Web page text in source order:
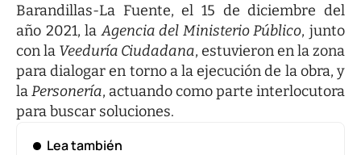
Barandillas-La Fuente, el 15 de diciembre del
año 2021, laAgencia del Ministerio Público, junto
con la Veeduría Ciudadana, estuvieron en la zona
para dialogar en torno a la ejecución de la obra, y
laPersonería, actuando como parte interlocutora
para buscar soluciones.
Lea también